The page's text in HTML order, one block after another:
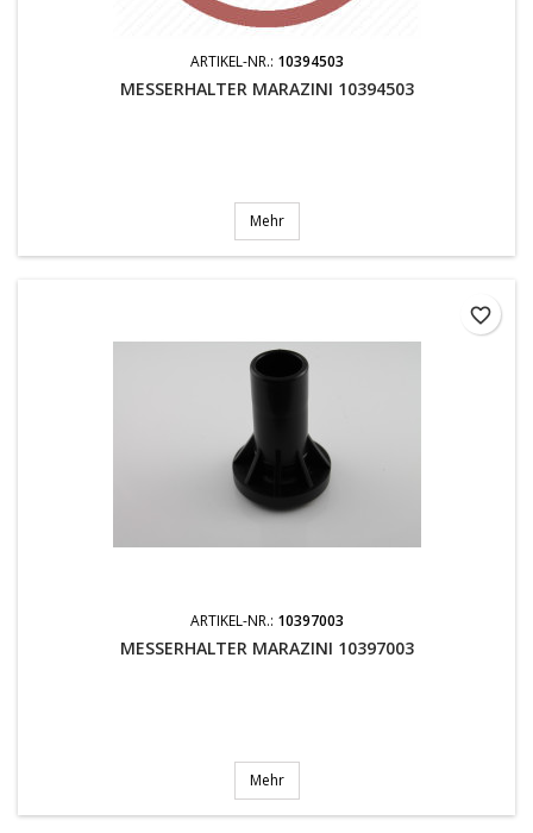
ARTIKEL-NR.: 10394503
MESSERHALTER MARAZINI 10394503
Mehr
ARTIKEL-NR.: 10397003
MESSERHALTER MARAZINI 10397003
Mehr
favorite_border